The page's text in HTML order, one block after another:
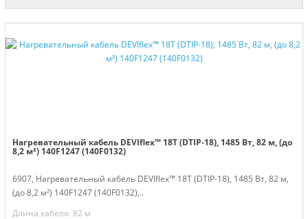
Нагревательный кабель DEVIflex™ 18T (DTIP-18), 1485 Вт, 82 м, (до
8,2 м²) 140F1247 (140F0132)
6907, Нагревательный кабель DEVIflex™ 18T (DTIP-18), 1485 Вт, 82 м,
(до 8,2 м²) 140F1247 (140F0132),..
Длина кабеля: 82 м